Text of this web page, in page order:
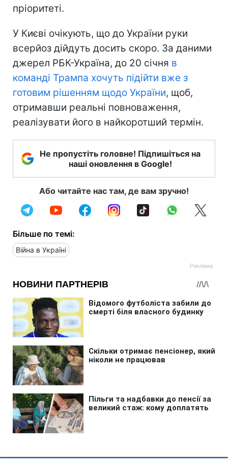
пріоритеті.
У Києві очікують, що до України руки
всерйоз дійдуть досить скоро. За даними
джерел РБК-Україна, до 20 січня в
команді Трампа хочуть підійти вже з
готовим рішенням щодо України, щоб,
отримавши реальні повноваження,
реалізувати його в найкоротший термін.
Не пропустіть головне! Підпишіться на
наші оновлення в Google!
Або читайте нас там, де вам зручно!
Більше по темі:
Війна в Україні